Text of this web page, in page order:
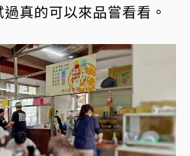
真的可以來品嘗看看。